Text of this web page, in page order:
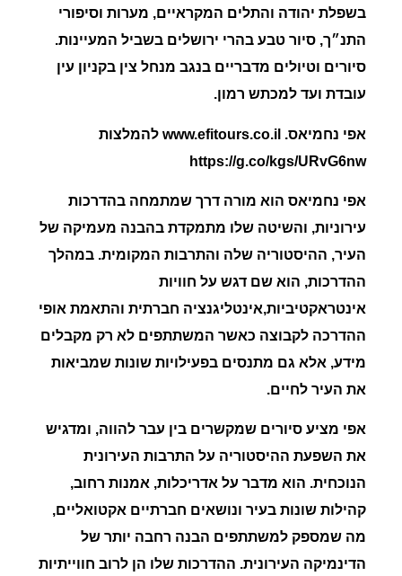
בשפלת יהודה והתלים המקראיים, מערות וסיפורי
התנ״ך, סיור טבע בהרי ירושלים בשביל המעיינות.
סיורים וטיולים מדבריים בנגב מנחל צין בקניון עין
עובדת ועד למכתש רמון.
אפי נחמיאס. www.efitours.co.il להמלצות
https://g.co/kgs/URvG6nw
אפי נחמיאס הוא מורה דרך שמתמחה בהדרכות
עירוניות, והשיטה שלו מתמקדת בהבנה מעמיקה של
העיר, ההיסטוריה שלה והתרבות המקומית. במהלך
ההדרכות, הוא שם דגש על חוויות
אינטראקטיביות,אינטליגנציה חברתית והתאמת אופי
ההדרכה לקבוצה כאשר המשתתפים לא רק מקבלים
מידע, אלא גם מתנסים בפעילויות שונות שמביאות
את העיר לחיים.
אפי מציע סיורים שמקשרים בין עבר להווה, ומדגיש
את השפעת ההיסטוריה על התרבות העירונית
הנוכחית. הוא מדבר על אדריכלות, אמנות רחוב,
קהילות שונות בעיר ונושאים חברתיים אקטואליים,
מה שמספק למשתתפים הבנה רחבה יותר של
הדינמיקה העירונית. ההדרכות שלו הן לרוב חווייתיות